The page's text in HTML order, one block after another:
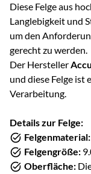
Diese Felge aus
Langlebigkeit und
um den
gerecht zu werden.
Der Hersteller
und diese Felge ist
Verarbeitung.
Details zur Felge:
Felgenmaterial:
Felgengröße:
Oberfläche: